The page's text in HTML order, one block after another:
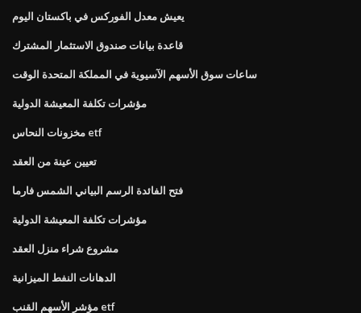
يعيش معدل الفوركس في باكستان اليوم
قاعدة بيانات صندوق الاستثمار المشترك
ساعات سوق الأسهم الآسيوية في المملكة المتحدة الوقت
مؤشرات تكلفة المعيشة الدولية
مخزونات النحاس etf
تعيين عينة من العقد
فتح الفائدة الرسم البياني الشمس فارما
مؤشرات تكلفة المعيشة الدولية
مشروع شراء منزل العقد
الدهانات النفط الميزانية
مؤشر الأسهم القنب etf